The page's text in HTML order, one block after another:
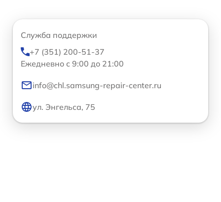
Служба поддержки
+7 (351) 200-51-37
Ежедневно с 9:00 до 21:00
info@chl.samsung-repair-center.ru
ул. Энгельса, 75